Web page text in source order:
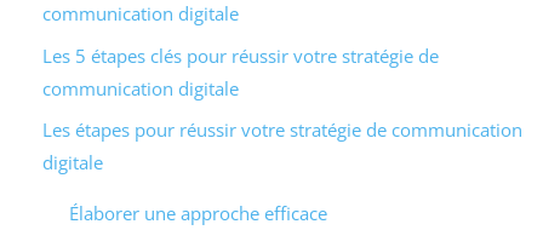
communication digitale
Les 5 étapes clés pour réussir votre stratégie de
communication digitale
Les étapes pour réussir votre stratégie de communication
digitale
Élaborer une approche efficace